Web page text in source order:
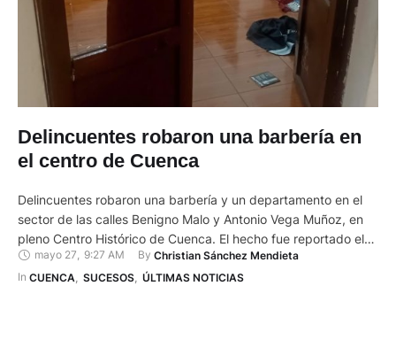
Delincuentes robaron una barbería en
el centro de Cuenca
Delincuentes robaron una barbería y un departamento en el
sector de las calles Benigno Malo y Antonio Vega Muñoz, en
pleno Centro Histórico de Cuenca. El hecho fue reportado el
martes 26 de mayo. La propietaria del inmueble informó a la
Policía Nacional que salió del domicilio cerca de las 19:00 del
mayo 27, 9:27 AM By Christian Sánchez Mendieta
In CUENCA SUCESOS, ÚLTIMAS NOTICIAS